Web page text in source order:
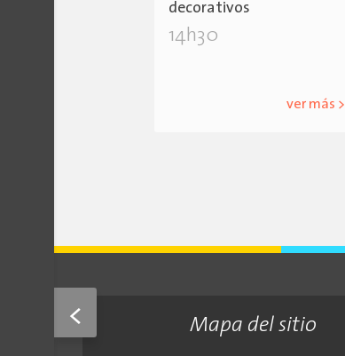
<
decorativos
14h30
ver más >
Mapa del sitio